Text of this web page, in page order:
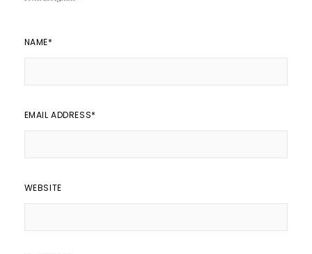
NAME*
EMAIL ADDRESS*
WEBSITE